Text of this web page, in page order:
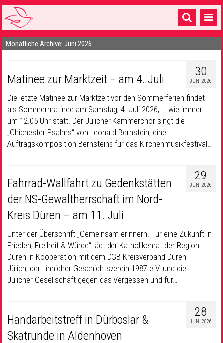
Startseite
16 Gemeinden & mehr
Gottesdienste & Sinnsuche
Sakramente & Feste
Gemeinschaft & Soziales
Seelsorge & Kontakt
Monatliche Archive: Juni 2026
30
JUNI 2026
Matinee zur Marktzeit – am 4. Juli
Die letzte Matinee zur Marktzeit vor den Sommerferien findet
als Sommermatinee am Samstag, 4. Juli 2026, – wie immer –
um 12.05 Uhr statt. Der Jülicher Kammerchor singt die
„Chichester Psalms“ von Leonard Bernstein, eine
Auftragskomposition Bernsteins für das Kirchenmusikfestival…
29
JUNI 2026
Fahrrad-Wallfahrt zu Gedenkstätten
der NS-Gewaltherrschaft im Nord-
Kreis Düren – am 11. Juli
Unter der Überschrift „Gemeinsam erinnern. Für eine Zukunft in
Frieden, Freiheit & Würde“ lädt der Katholikenrat der Region
Düren in Kooperation mit dem DGB Kreisverband Düren-
Jülich, der Linnicher Geschichtsverein 1987 e.V. und die
Jülicher Gesellschaft gegen das Vergessen und für…
28
JUNI 2026
Handarbeitstreff in Dürboslar &
Skatrunde in Aldenhoven